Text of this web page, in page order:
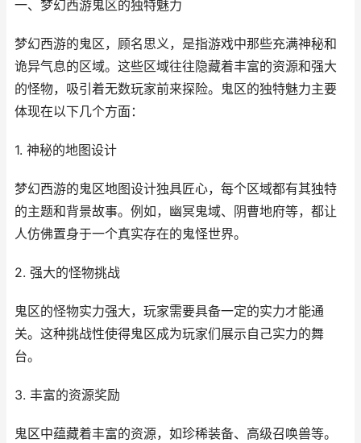
一、梦幻西游鬼区的独特魅力
梦幻西游的鬼区，顾名思义，是指游戏中那些充满神秘和
诡异气息的区域。这些区域往往隐藏着丰富的资源和强大
的怪物，吸引着无数玩家前来探险。鬼区的独特魅力主要
体现在以下几个方面：
1. 神秘的地图设计
梦幻西游的鬼区地图设计独具匠心，每个区域都有其独特
的主题和背景故事。例如，幽冥鬼域、阴曹地府等，都让
人仿佛置身于一个真实存在的鬼怪世界。
2. 强大的怪物挑战
鬼区的怪物实力强大，玩家需要具备一定的实力才能通
关。这种挑战性使得鬼区成为玩家们展示自己实力的舞
台。
3. 丰富的资源奖励
鬼区中蕴藏着丰富的资源，如珍稀装备、高级召唤兽等。